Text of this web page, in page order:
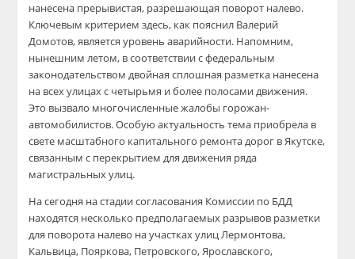
нанесена прерывистая, разрешающая поворот налево.
Ключевым критерием здесь, как пояснил Валерий
Домотов, является уровень аварийности. Напомним,
нынешним летом, в соответствии с федеральным
законодательством двойная сплошная разметка нанесена
на всех улицах с четырьмя и более полосами движения.
Это вызвало многочисленные жалобы горожан-
автомобилистов. Особую актуальность тема приобрела в
свете масштабного капитального ремонта дорог в Якутске,
связанным с перекрытием для движения ряда
магистральных улиц.
На сегодня на стадии согласования Комиссии по БДД
находятся несколько предполагаемых разрывов разметки
для поворота налево на участках улиц Лермонтова,
Кальвица, Пояркова, Петровского, Ярославского,